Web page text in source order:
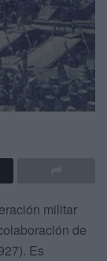
militar
de
Es